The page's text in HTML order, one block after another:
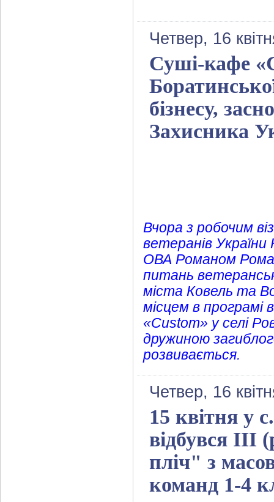
Четвер, 16
Суші-кафе
бізнесу,
Захисника
Вчора з робочим
ветеранів
ОВА Романом
питань
міста Ковель та
місцем в
«Сustom» у селі
дружиною
розвивається.
Четвер, 16
15 квітня у
відбувся
пліч" з
команд 1-4